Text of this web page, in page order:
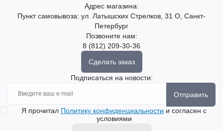
Адрес магазина:
Пункт самовывоза: ул. Латышских Стрелков, 31 О, Санкт-
Петербург
Позвоните нам:
8 (812) 209-30-36
Сделать заказ
Подписаться на новости:
Отправить
Я прочитал Политику конфиденциальности и согласен с
условиями